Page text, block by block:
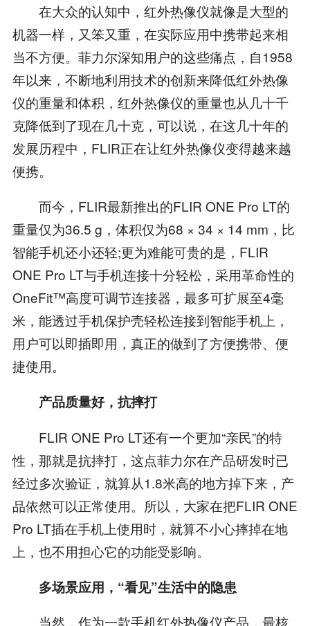
在大众的认知中，红外热像仪就像是大型的
机器一样，又笨又重，在实际应用中携带起来相
当不方便。菲力尔深知用户的这些痛点，自1958
年以来，不断地利用技术的创新来降低红外热像
仪的重量和体积，红外热像仪的重量也从几十千
克降低到了现在几十克，可以说，在这几十年的
发展历程中，FLIR正在让红外热像仪变得越来越
便携。
而今，FLIR最新推出的FLIR ONE Pro LT的
重量仅为36.5 g，体积仅为68 × 34 × 14 mm，比
智能手机还小还轻;更为难能可贵的是，FLIR
ONE Pro LT与手机连接十分轻松，采用革命性的
OneFit™高度可调节连接器，最多可扩展至4毫
米，能透过手机保护壳轻松连接到智能手机上，
用户可以即插即用，真正的做到了方便携带、便
捷使用。
产品质量好，抗摔打
FLIR ONE Pro LT还有一个更加“亲民”的特
性，那就是抗摔打，这点菲力尔在产品研发时已
经过多次验证，就算从1.8米高的地方掉下来，产
品依然可以正常使用。所以，大家在把FLIR ONE
Pro LT插在手机上使用时，就算不小心摔掉在地
上，也不用担心它的功能受影响。
多场景应用，“看见”生活中的隐患
当然，作为一款手机红外热像仪产品，最核